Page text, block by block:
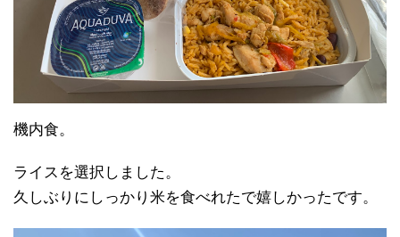
機内食。
ライスを選択しました。
久しぶりにしっかり米を食べれたで嬉しかったです。